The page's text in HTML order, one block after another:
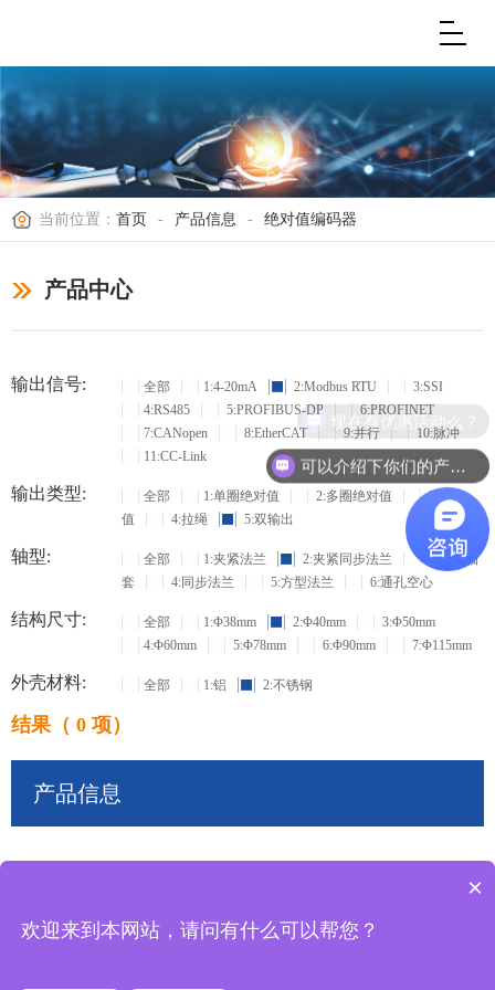
当前位置： 首页 - 产品信息 - 绝对值编码器
产品中心
输出信号: 全部 1:4-20mA 2:Modbus RTU
3:SSI
4:RS485
5:PROFIBUS-DP
6:PROFINET
7:CANopen
8:EtherCAT 9:并行
10:脉冲
11:CC-Link
输出类型: 全部 1:单圈绝对值 2:多圈绝对值
3:增量
值
4:拉绳 5:双输出
轴型: 全部 1:夹紧法兰 2:夹紧同步法兰
3:盲孔轴
套
4:同步法兰 5:方型法兰 6:通孔空心
结构尺寸: 全部 1:Φ38mm 2:Φ40mm
3:Φ50mm
4:Φ60mm
5:Φ78mm 6:Φ90mm 7:Φ115mm
外壳材料: 全部 1:铝 2:不锈钢
结果（ 0 项）
产品信息
可以介绍下你们的产品么？
现在有优惠活动么？
×
欢迎来到本网站，请问有什么可以帮您？